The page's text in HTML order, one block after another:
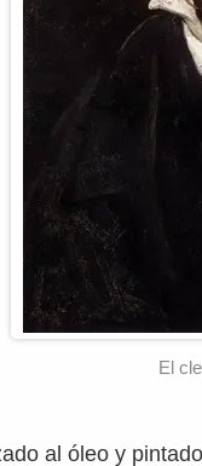
El
al óleo y